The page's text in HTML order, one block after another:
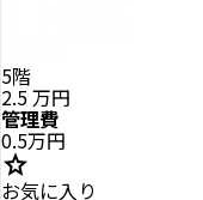
5階
2.5万円
管理費
0.5万円
star
お気に入り